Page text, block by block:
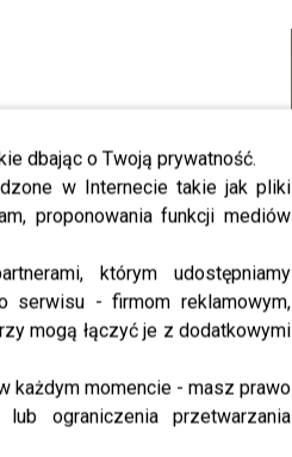
dbając o Twoją prywatność.
w Internecie takie jak pliki
proponowania funkcji mediów
którym udostępniamy
serwisu - firmom reklamowym,
mogą łączyć je z dodatkowymi
każdym momencie - masz prawo
ograniczenia przetwarzania